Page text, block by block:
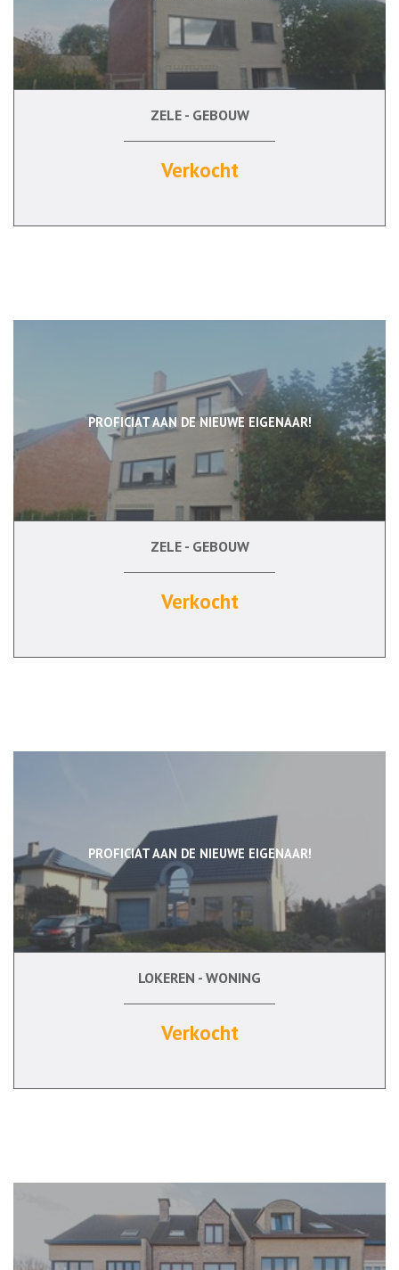
5 Ja
ZELE - GEBOUW
Verkocht
PROFICIAT AAN DE NIEUWE EIGENAAR!
5 Ja
ZELE - GEBOUW
Verkocht
PROFICIAT AAN DE NIEUWE EIGENAAR!
180 m² 4 Ja
LOKEREN - WONING
Verkocht